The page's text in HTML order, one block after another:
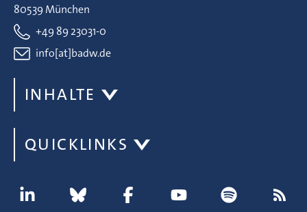
80539 München
+49 89 23031-0
info[at]badw.de
INHALTE
QUICKLINKS